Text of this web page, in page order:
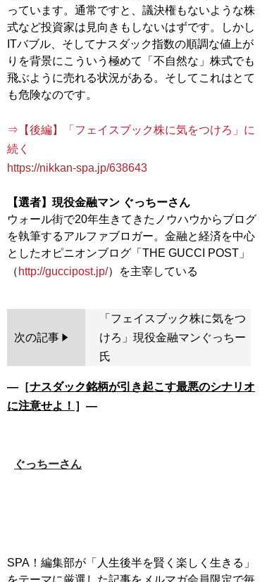
っています。通常ですと、議決権もないような株
式など投資家は見向きもしないはずです。しかし
ITバブル、そしてナスダック指数の順調な値上が
りを背景にこういう極めて「不自然な」株式でも
飛ぶように売れる状況がある。そしてこれはとて
も危険なのです。
⇒【後編】「フェイスブック株に気をつけろ」に
続く
https://nikkan-spa.jp/638643
【選者】現役金融マン ぐっちーさん
ウォール街で20年生きてきたノウハウからブログ
を執筆するアルファブロガー。金融と経済を中心
としたオピニオンブログ「THE GUCCI POST」
（ http://guccipost.jp/
次の記事
「フェイスブック株に気をつ
けろ」現役金融マンぐっちー
氏
―［ナスダック銘柄が引き起こす最悪のシナリオ
に注意せよ！ ］―
ぐっちーさん
SPA！編集部が「人生後半を賢く楽しく生きる」
をテーマに厳選した記事をメルマガ会員限定で毎